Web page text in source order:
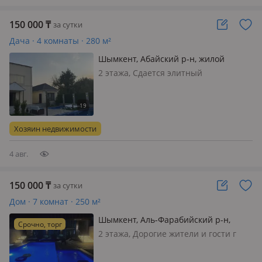
150 000₸ за сутки
Дача · 4 комнаты · 280 м²
Шымкент, Абайский р-н, жилой
массив Кайнар Булак, Вишневая 92 —
2 этажа, Сдается элитный
коттедж 3 спальни, 1детский и Зал
стол 20 стульями, (большой
Хозяин недвижимости
4 авг.
150 000₸ за сутки
Дом · 7 комнат · 250 м²
Срочно, торг
Шымкент, Аль-Фарабийский р-н,
Жанкожа батыр 76/1 — Ресторан
2 этажа, Дорогие жители и гости г